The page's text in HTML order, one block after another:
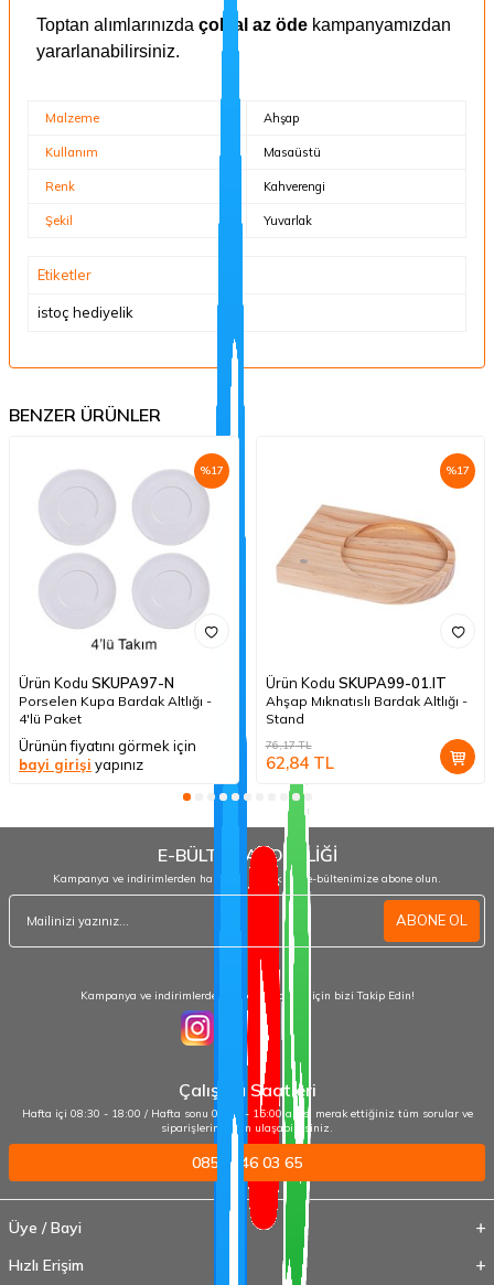
Toptan alımlarınızda çok al az öde kampanyamızdan
yararlanabilirsiniz.
Malzeme Ahşap
Kullanım Masaüstü
Renk Kahverengi
Şekil Yuvarlak
Etiketler
istoç hediyelik
BENZER ÜRÜNLER
%17
Ürün Kodu SKUPA97-N
Porselen Kupa Bardak Altlığı -
4'lü Paket
Ürünün fiyatını görmek için
bayi girişi yapınız
%17
Ürün Kodu SKUPA99-01.IT
Ahşap Mıknatıslı Bardak Altlığı -
Stand
76,17TL
62,84TL
E-BÜLTEN ABONELİĞİ
Kampanya ve indirimlerden haberdar olmak için e-bültenimize abone olun.
ABONE OL
Kampanya ve indirimlerden haberdar olmak için bizi Takip Edin!
Çalışma Saatleri
Hafta içi 08:30 - 18:00 / Hafta sonu 09:00 - 15:00 arası merak ettiğiniz tüm sorular ve
siparişleriniz için ulaşabilirsiniz.
0850 346 03 65
Üye / Bayi
Hızlı Erişim